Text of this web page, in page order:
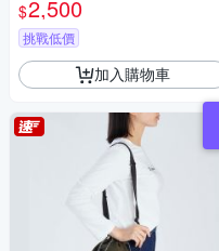
$2,500
挑戰低價
加入購物車